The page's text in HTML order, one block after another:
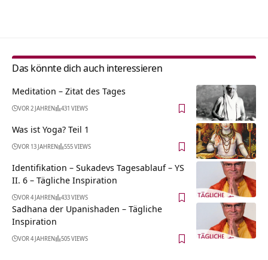
Das könnte dich auch interessieren
Meditation – Zitat des Tages
VOR 2 JAHREN 431 VIEWS
Was ist Yoga? Teil 1
VOR 13 JAHREN 555 VIEWS
Identifikation – Sukadevs Tagesablauf – YS
II. 6 – Tägliche Inspiration
VOR 4 JAHREN 433 VIEWS
Sadhana der Upanishaden – Tägliche
Inspiration
VOR 4 JAHREN 505 VIEWS